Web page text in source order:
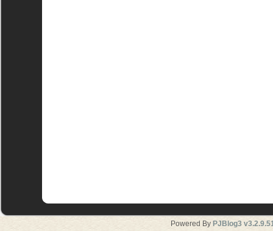
Powered By PJBlog3